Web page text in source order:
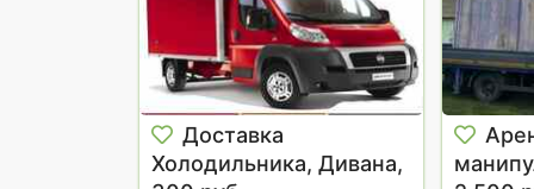
Доставка
Холодильника, Дивана,